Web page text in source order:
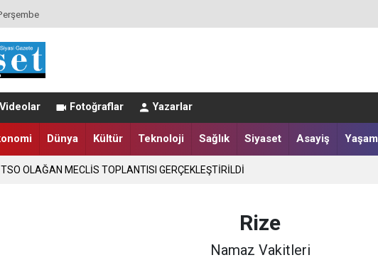
Videolar Fotoğraflar Yazarlar
Dünya Kültür Teknoloji Sağlık Siyaset Asayiş Yaşam
OLAĞAN MECLİS TOPLANTISI GERÇEKLEŞTİRİLDİ
Rize
Namaz Vakitleri